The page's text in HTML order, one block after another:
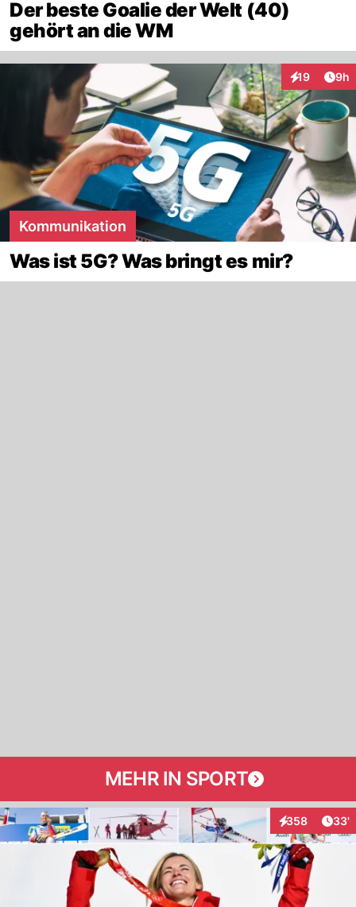
Der beste Goalie der Welt (40)
gehört an die WM
19
Interaktionen
9h
Kommunikation
Was ist 5G? Was bringt es mir?
MEHR IN SPORT
358
Interaktionen
33'